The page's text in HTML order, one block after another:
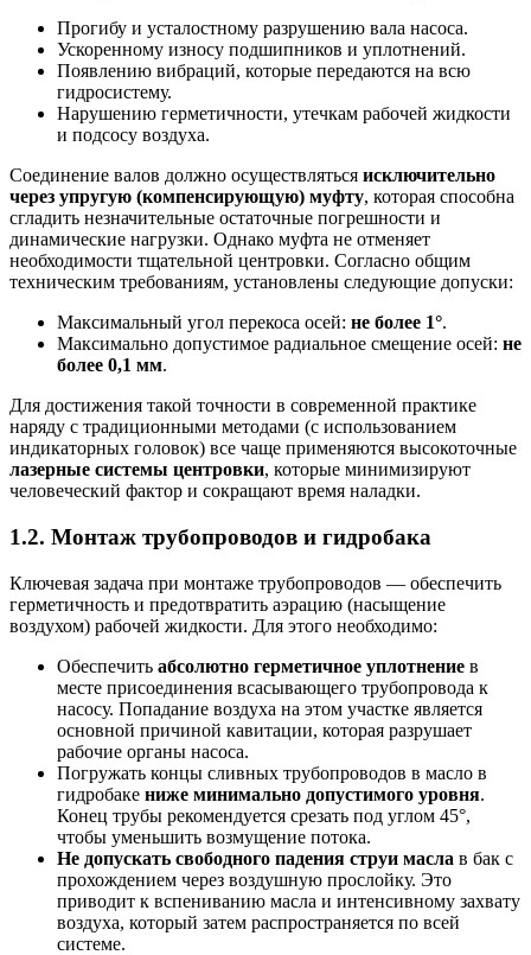
Прогибу и усталостному разрушению вала насоса.
Ускоренному износу подшипников и уплотнений.
Появлению вибраций, которые передаются на всю
гидросистему.
Нарушению герметичности, утечкам рабочей жидкости
и подсосу воздуха.
Соединение валов должно осуществляться исключительно
через упругую (компенсирующую) муфту, которая способна
сгладить незначительные остаточные погрешности и
динамические нагрузки. Однако муфта не отменяет
необходимости тщательной центровки. Согласно общим
техническим требованиям, установлены следующие допуски:
Максимальный угол перекоса осей: не более 1°.
Максимально допустимое радиальное смещение осей: не
более 0,1 мм.
Для достижения такой точности в современной практике
наряду с традиционными методами (с использованием
индикаторных головок) все чаще применяются высокоточные
лазерные системы центровки, которые минимизируют
человеческий фактор и сокращают время наладки.
1.2. Монтаж трубопроводов и гидробака
Ключевая задача при монтаже трубопроводов — обеспечить
герметичность и предотвратить аэрацию (насыщение
воздухом) рабочей жидкости. Для этого необходимо:
Обеспечить абсолютно герметичное уплотнение в
месте присоединения всасывающего трубопровода к
насосу. Попадание воздуха на этом участке является
основной причиной кавитации, которая разрушает
рабочие органы насоса.
Погружать концы сливных трубопроводов в масло в
гидробаке ниже минимально допустимого уровня.
Конец трубы рекомендуется срезать под углом 45°,
чтобы уменьшить возмущение потока.
Не допускать свободного падения струи масла в бак с
прохождением через воздушную прослойку. Это
приводит к вспениванию масла и интенсивному захвату
воздуха, который затем распространяется по всей
системе.